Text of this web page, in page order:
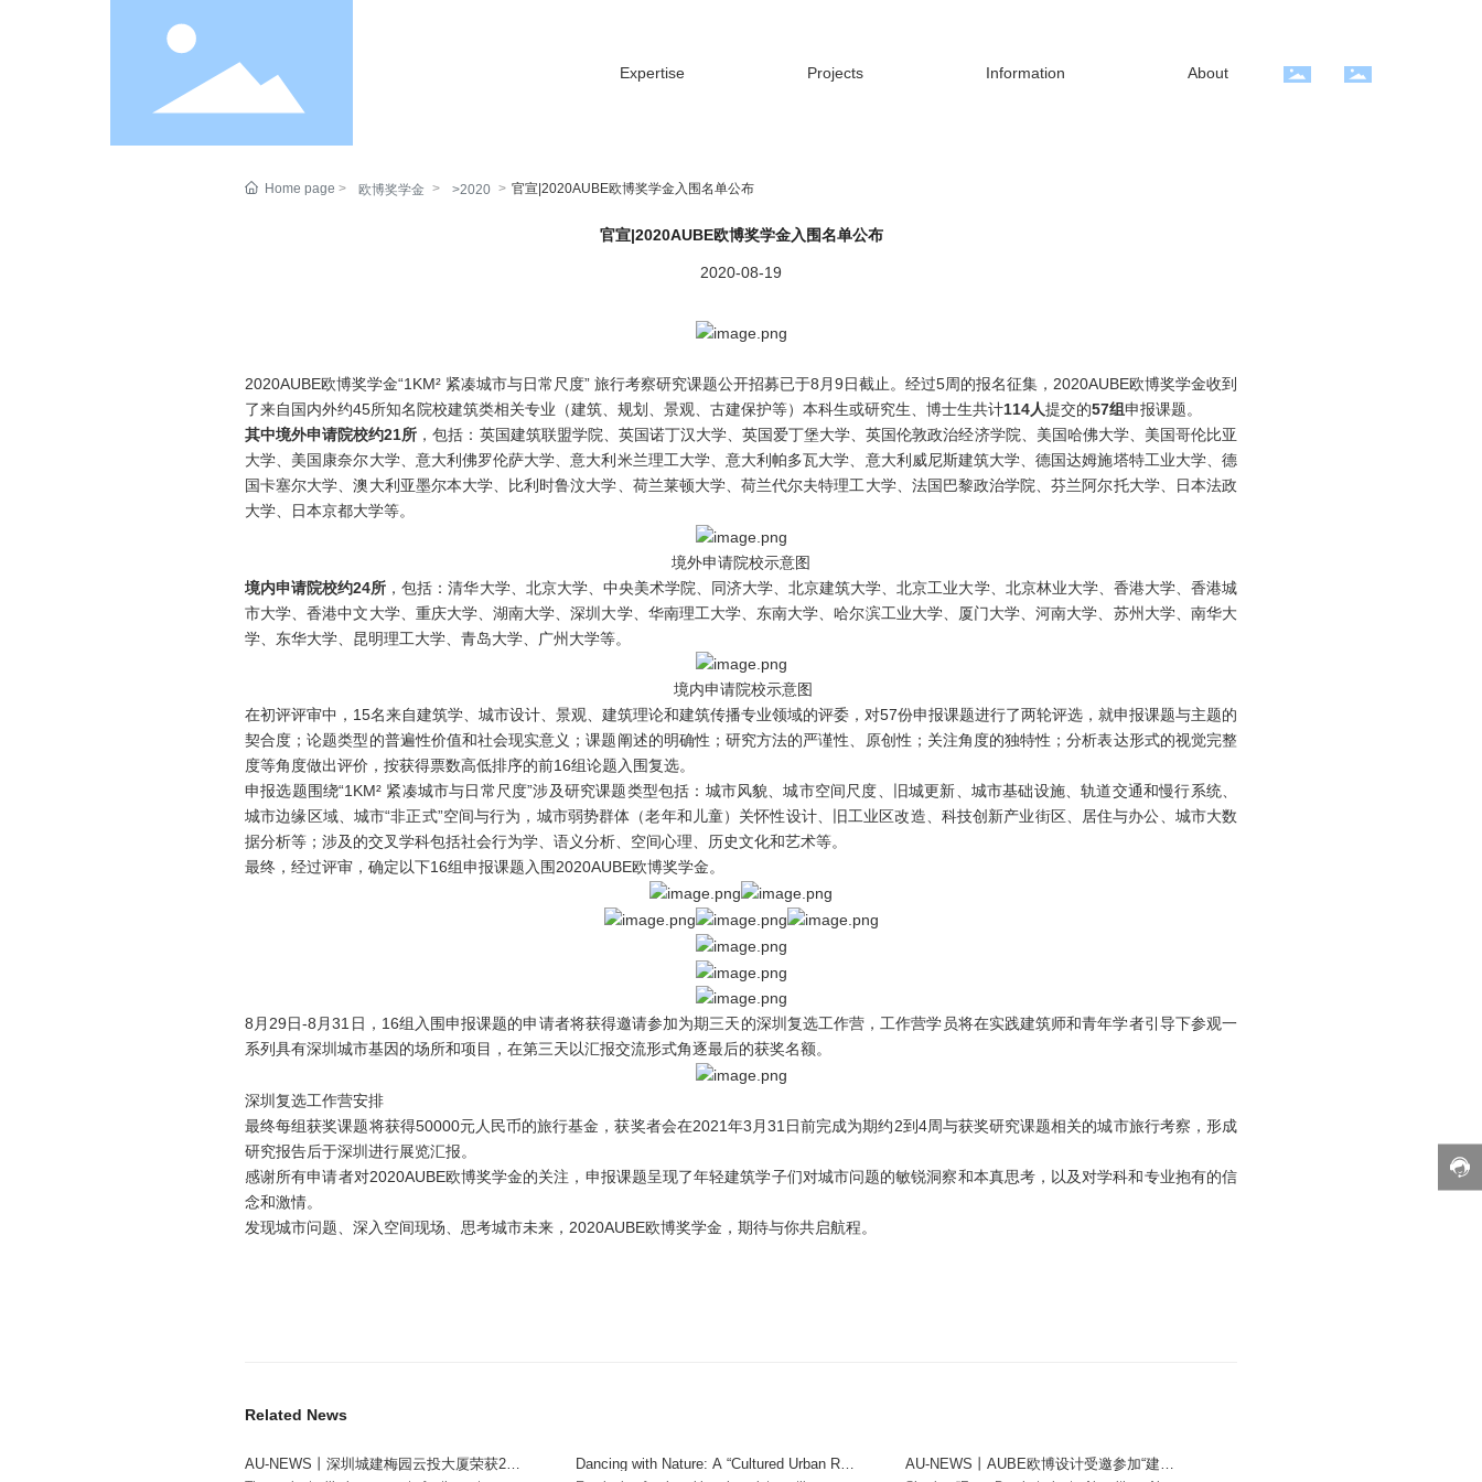
Expertise Projects Information About
Home page 欧博奖学金 >2020 官宣|2020AUBE欧博奖学金入围名单公布
官宣|2020AUBE欧博奖学金入围名单公布
2020-08-19
2020AUBE欧博奖学金“1KM² 紧凑城市与日常尺度” 旅行考察研究课题公开招募已于8月9日截止。经过5周的报名征集，2020AUBE欧博奖学金收到
了来自国内外约45所知名院校建筑类相关专业（建筑、规划、景观、古建保护等）本科生或研究生、博士生共计114人提交的57组申报课题。
其中境外申请院校约21所 ，包括：英国建筑联盟学院、英国诺丁汉大学、英国爱丁堡大学、英国伦敦政治经济学院、美国哈佛大学、美国哥伦比亚
大学、美国康奈尔大学、意大利佛罗伦萨大学、意大利米兰理工大学、意大利帕多瓦大学、意大利威尼斯建筑大学、德国达姆施塔特工业大学、德
国卡塞尔大学、澳大利亚墨尔本大学、比利时鲁汶大学、荷兰莱顿大学、荷兰代尔夫特理工大学、法国巴黎政治学院、芬兰阿尔托大学、日本法政
大学、日本京都大学等。
境外申请院校示意图
境内申请院校约24所 ，包括：清华大学、北京大学、中央美术学院、同济大学、北京建筑大学、北京工业大学、北京林业大学、香港大学、香港城
市大学、香港中文大学、重庆大学、湖南大学、深圳大学、华南理工大学、东南大学、哈尔滨工业大学、厦门大学、河南大学、苏州大学、南华大
学、东华大学、昆明理工大学、青岛大学、广州大学等。
境内申请院校示意图
在初评评审中，15名来自建筑学、城市设计、景观、建筑理论和建筑传播专业领域的评委，对57份申报课题进行了两轮评选，就申报课题与主题的
契合度；论题类型的普遍性价值和社会现实意义；课题阐述的明确性；研究方法的严谨性、原创性；关注角度的独特性；分析表达形式的视觉完整
度等角度做出评价，按获得票数高低排序的前16组论题入围复选。
申报选题围绕“1KM² 紧凑城市与日常尺度”涉及研究课题类型包括：城市风貌、城市空间尺度、旧城更新、城市基础设施、轨道交通和慢行系统、
城市边缘区域、城市“非正式”空间与行为，城市弱势群体（老年和儿童）关怀性设计、旧工业区改造、科技创新产业街区、居住与办公、城市大数
据分析等；涉及的交叉学科包括社会行为学、语义分析、空间心理、历史文化和艺术等。
最终，经过评审，确定以下16组申报课题入围2020AUBE欧博奖学金。
8月29日-8月31日，16组入围申报课题的申请者将获得邀请参加为期三天的深圳复选工作营，工作营学员将在实践建筑师和青年学者引导下参观一
系列具有深圳城市基因的场所和项目，在第三天以汇报交流形式角逐最后的获奖名额。
深圳复选工作营安排
最终每组获奖课题将获得50000元人民币的旅行基金，获奖者会在2021年3月31日前完成为期约2到4周与获奖研究课题相关的城市旅行考察，形成
研究报告后于深圳进行展览汇报。
感谢所有申请者对2020AUBE欧博奖学金的关注，申报课题呈现了年轻建筑学子们对城市问题的敏锐洞察和本真思考，以及对学科和专业抱有的信
念和激情。
发现城市问题、深入空间现场、思考城市未来，2020AUBE欧博奖学金，期待与你共启航程。
Related News
AU-NEWS丨深圳城建梅园云投大厦荣获202
6年CVU首届中国奖——最佳未来建筑！
Dancing with Nature: A “Cultured Urban Res
idence” by the Science Park—Shenzhen G
AU-NEWS丨AUBE欧博设计受邀参加“建筑
无垠——数字建构的无限可能”学术活动